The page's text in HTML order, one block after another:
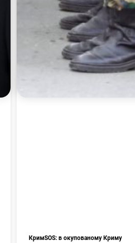
КримSOS: в окупованому Криму